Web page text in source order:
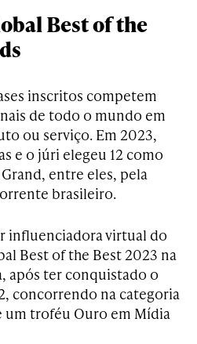
Best of the
inscritos competem
de todo o mundo em
ou serviço. Em 2023,
e o júri elegeu 12 como
entre eles, pela
brasileiro.
influenciadora virtual do
Best of the Best 2023 na
após ter conquistado o
concorrendo na categoria
um troféu Ouro em Mídia